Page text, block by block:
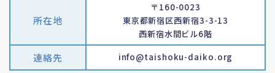
所在地
〒160-0023
東京都新宿区西新宿3-3-13
西新宿水間ビル6階
連絡先 info@taishoku-daiko.org